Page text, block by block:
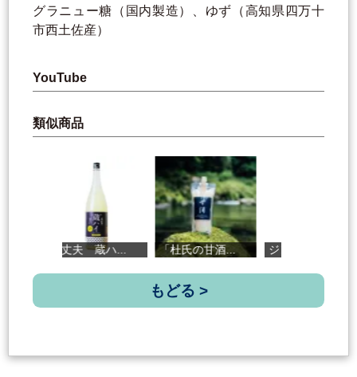
グラニュー糖（国内製造）、ゆず（高知県四万十
市西土佐産）
YouTube
類似商品
美丈夫 蔵ハ... 「杜氏の甘酒... ジンジャーゆ...
もどる >